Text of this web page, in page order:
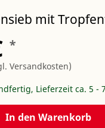
mit
*
Versandkosten)
Lieferzeit ca. 5 -
In den Warenkorb